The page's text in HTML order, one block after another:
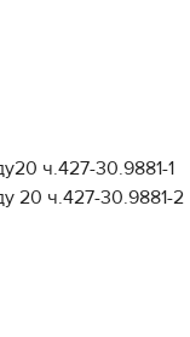
ч.427-30.9881-1
20 ч.427-30.9881-2